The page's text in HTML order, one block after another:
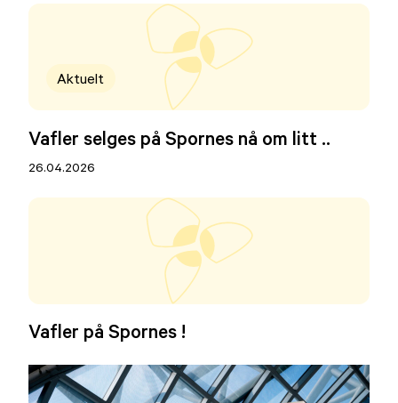
Aktuelt
Vafler selges på Spornes nå om litt ..
26.04.2026
Vafler på Spornes !